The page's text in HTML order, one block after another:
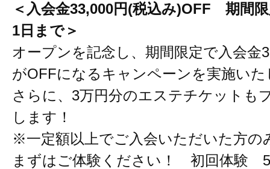
＜入会金33,000円(税込み)OFF 期間
1日まで＞
オープンを記念し、期間限定で入会金
がOFFになるキャンペーンを実施い
さらに、3万円分のエステチケットも
します！
※一定額以上でご入会いただいた方の
まずはご体験ください！ 初回体験